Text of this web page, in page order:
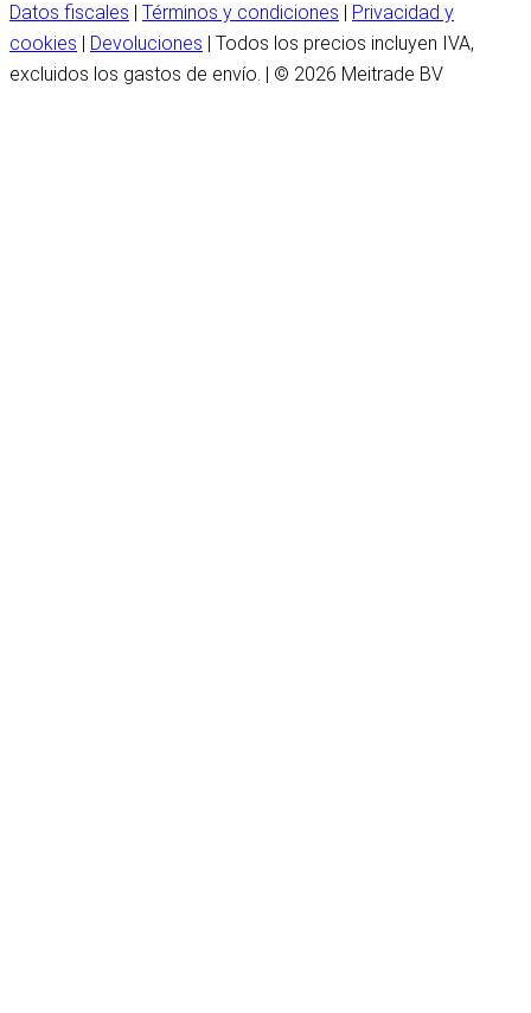
Datos fiscales Términos y condiciones
Privacidad y
cookies
Devoluciones | Todos los precios incluyen IVA,
excluidos los gastos de envío. | © 2026 Meitrade BV